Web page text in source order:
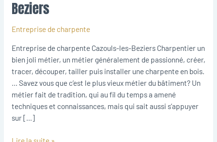
Beziers
Entreprise de charpente
Entreprise de charpente Cazouls-les-Beziers Charpentier un
bien joli métier, un métier généralement de passionné, créer,
tracer, découper, tailler puis installer une charpente en bois.
… Savez vous que c’est le plus vieux métier du bâtiment? Un
métier fait de tradition, qui au fil du temps a amené
techniques et connaissances, mais qui sait aussi s’appuyer
sur […]
charpente
les-
Beziers